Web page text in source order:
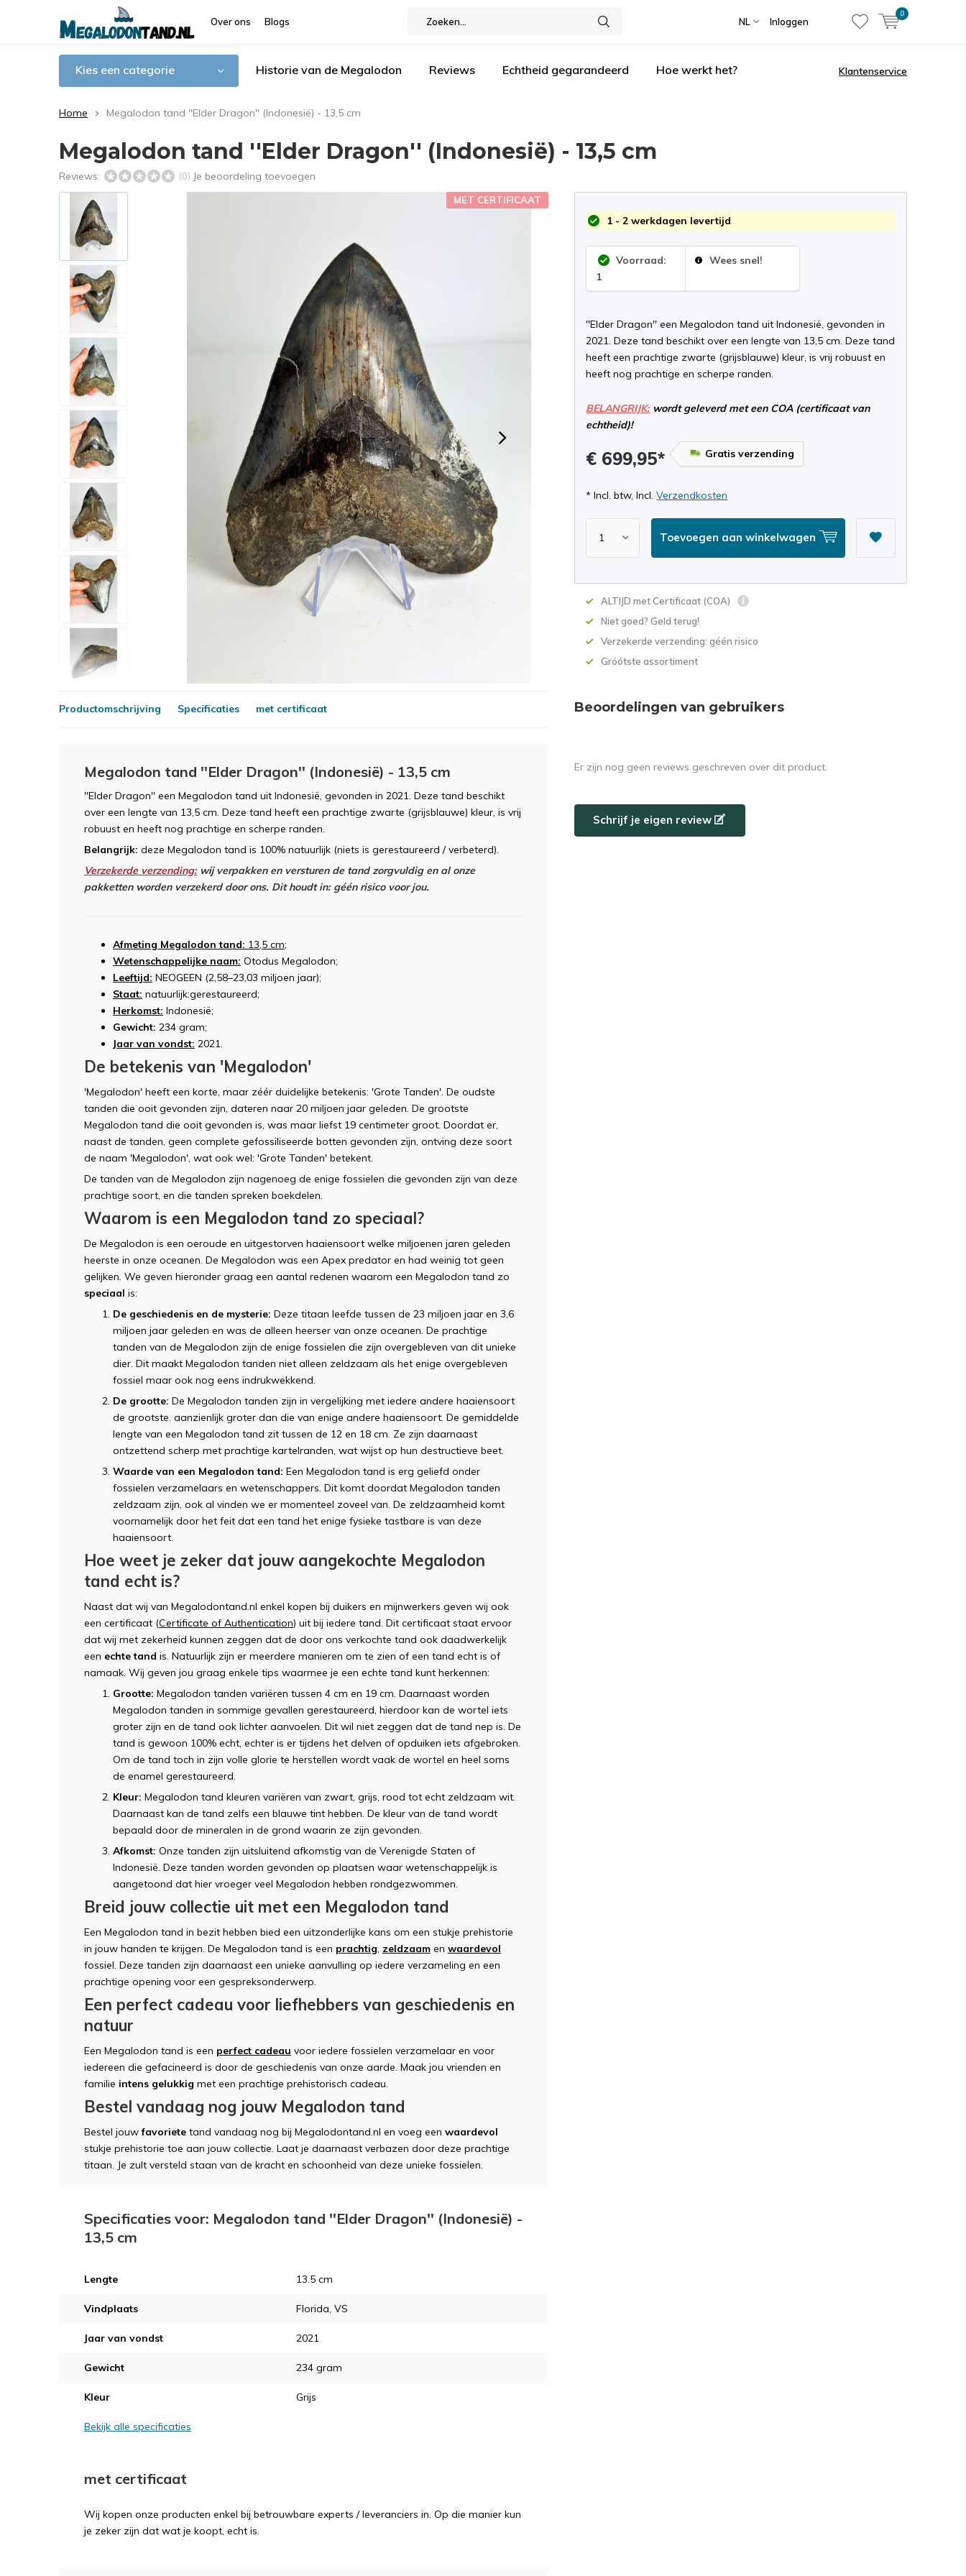
Over ons Blogs NL Inloggen
0
Kies een categorie Historie van de Megalodon Reviews Echtheid gegarandeerd Hoe werkt het? Klantenservice
Home Megalodon tand ''Elder Dragon'' (Indonesië) - 13,5 cm
Megalodon tand ''Elder Dragon'' (Indonesië) - 13,5 cm
Reviews: (0) Je beoordeling toevoegen
MET CERTIFICAAT
1 - 2 werkdagen levertijd
Voorraad:
1
Wees snel!
''Elder Dragon'' een Megalodon tand uit Indonesië, gevonden in
2021. Deze tand beschikt over een lengte van 13,5 cm. Deze tand
heeft een prachtige zwarte (grijsblauwe) kleur, is vrij robuust en
heeft nog prachtige en scherpe randen.
BELANGRIJK:wordt geleverd met een COA (certificaat van
echtheid)!
€ 699,95* Gratis verzending
* Incl. btw, Incl.Verzendkosten
Toevoegen aan winkelwagen
ALTIJD met Certificaat (COA)
Niet goed? Geld terug!
Verzekerde verzending: géén risico
Gróótste assortiment
Productomschrijving Specificaties met certificaat
Megalodon tand ''Elder Dragon'' (Indonesië) - 13,5 cm
''Elder Dragon'' een Megalodon tand uit Indonesië, gevonden in 2021. Deze tand beschikt
over een lengte van 13,5 cm. Deze tand heeft een prachtige zwarte (grijsblauwe) kleur, is vrij
robuust en heeft nog prachtige en scherpe randen.
Belangrijk: deze Megalodon tand is 100% natuurlijk (niets is gerestaureerd / verbeterd).
Verzekerde verzending:wij verpakken en versturen de tand zorgvuldig en al onze
pakketten worden verzekerd door ons. Dit houdt in: géén risico voor jou.
Afmeting Megalodon tand: 13,5 cm;
Wetenschappelijke naam: Otodus Megalodon;
Leeftijd: NEOGEEN (2,58–23,03 miljoen jaar);
Staat: natuurlijk:gerestaureerd;
Herkomst: Indonesië;
Gewicht: 234 gram;
Jaar van vondst: 2021.
De betekenis van 'Megalodon'
'Megalodon' heeft een korte, maar zéér duidelijke betekenis: 'Grote Tanden'. De oudste
tanden die ooit gevonden zijn, dateren naar 20 miljoen jaar geleden. De grootste
Megalodon tand die ooit gevonden is, was maar liefst 19 centimeter groot. Doordat er,
naast de tanden, geen complete gefossiliseerde botten gevonden zijn, ontving deze soort
de naam 'Megalodon', wat ook wel: 'Grote Tanden' betekent.
De tanden van de Megalodon zijn nagenoeg de enige fossielen die gevonden zijn van deze
prachtige soort, en die tanden spreken boekdelen.
Waarom is een Megalodon tand zo speciaal?
De Megalodon is een oeroude en uitgestorven haaiensoort welke miljoenen jaren geleden
heerste in onze oceanen. De Megalodon was een Apex predator en had weinig tot geen
gelijken. We geven hieronder graag een aantal redenen waarom een Megalodon tand zo
speciaal is:
De geschiedenis en de mysterie: Deze titaan leefde tussen de 23 miljoen jaar en 3,6
miljoen jaar geleden en was de alleen heerser van onze oceanen. De prachtige
tanden van de Megalodon zijn de enige fossielen die zijn overgebleven van dit unieke
dier. Dit maakt Megalodon tanden niet alleen zeldzaam als het enige overgebleven
fossiel maar ook nog eens indrukwekkend.
De grootte: De Megalodon tanden zijn in vergelijking met iedere andere haaiensoort
de grootste. aanzienlijk groter dan die van enige andere haaiensoort. De gemiddelde
lengte van een Megalodon tand zit tussen de 12 en 18 cm. Ze zijn daarnaast
ontzettend scherp met prachtige kartelranden, wat wijst op hun destructieve beet.
Waarde van een Megalodon tand: Een Megalodon tand is erg geliefd onder
fossielen verzamelaars en wetenschappers. Dit komt doordat Megalodon tanden
zeldzaam zijn, ook al vinden we er momenteel zoveel van. De zeldzaamheid komt
voornamelijk door het feit dat een tand het enige fysieke tastbare is van deze
haaiensoort.
Hoe weet je zeker dat jouw aangekochte Megalodon
tand echt is?
Naast dat wij van Megalodontand.nl enkel kopen bij duikers en mijnwerkers geven wij ook
een certificaat (Certificate of Authentication) uit bij iedere tand. Dit certificaat staat ervoor
dat wij met zekerheid kunnen zeggen dat de door ons verkochte tand ook daadwerkelijk
een echte tand is. Natuurlijk zijn er meerdere manieren om te zien of een tand echt is of
namaak. Wij geven jou graag enkele tips waarmee je een echte tand kunt herkennen:
Grootte: Megalodon tanden variëren tussen 4 cm en 19 cm. Daarnaast worden
Megalodon tanden in sommige gevallen gerestaureerd, hierdoor kan de wortel iets
groter zijn en de tand ook lichter aanvoelen. Dit wil niet zeggen dat de tand nep is. De
tand is gewoon 100% echt, echter is er tijdens het delven of opduiken iets afgebroken.
Om de tand toch in zijn volle glorie te herstellen wordt vaak de wortel en heel soms
de enamel gerestaureerd.
Kleur: Megalodon tand kleuren variëren van zwart, grijs, rood tot echt zeldzaam wit.
Daarnaast kan de tand zelfs een blauwe tint hebben. De kleur van de tand wordt
bepaald door de mineralen in de grond waarin ze zijn gevonden.
Afkomst: Onze tanden zijn uitsluitend afkomstig van de Verenigde Staten of
Indonesië. Deze tanden worden gevonden op plaatsen waar wetenschappelijk is
aangetoond dat hier vroeger veel Megalodon hebben rondgezwommen.
Breid jouw collectie uit met een Megalodon tand
Een Megalodon tand in bezit hebben bied een uitzonderlijke kans om een stukje prehistorie
in jouw handen te krijgen. De Megalodon tand is een prachtig zeldzaam en waardevol
fossiel. Deze tanden zijn daarnaast een unieke aanvulling op iedere verzameling en een
prachtige opening voor een gespreksonderwerp.
Een perfect cadeau voor liefhebbers van geschiedenis en
natuur
Een Megalodon tand is een perfect cadeau voor iedere fossielen verzamelaar en voor
iedereen die gefacineerd is door de geschiedenis van onze aarde. Maak jou vrienden en
familie intens gelukkig met een prachtige prehistorisch cadeau.
Bestel vandaag nog jouw Megalodon tand
Bestel jouwfavoriete tand vandaag nog bij Megalodontand.nl en voeg een waardevol
stukje prehistorie toe aan jouw collectie. Laat je daarnaast verbazen door deze prachtige
titaan. Je zult versteld staan van de kracht en schoonheid van deze unieke fossielen.
Specificaties voor: Megalodon tand ''Elder Dragon'' (Indonesië) -
13,5 cm
Lengte 13.5 cm
Vindplaats Florida, VS
Jaar van vondst 2021
Gewicht 234 gram
Kleur Grijs
Bekijk alle specificaties
met certificaat
Wij kopen onze producten enkel bij betrouwbare experts / leveranciers in. Op die manier kun
je zeker zijn dat wat je koopt, echt is.
Beoordelingen van gebruikers
Er zijn nog geen reviews geschreven over dit product.
Schrijf je eigen review